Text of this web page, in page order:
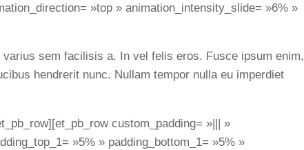
»top » animation_intensity_slide= »6% »
sem facilisis a. In vel felis eros. Fusce ipsum enim,
hendrerit nunc. Nullam tempor nulla eu imperdiet
custom_padding= »||| »
»5% » padding_bottom_1= »5% »